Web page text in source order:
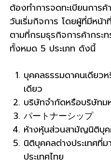
ต้องทำการจดทะเบียนการ
วันเริ่มกิจการ โดยผู้ที่มีหน้
ตามที่กรมธุรกิจการค้ากร
ทั้งหมด 5 ประเภท ดังนี้
บุคคลธรรมดาคนเดียว
เดียว
บริษัทจำกัดหรือบริษัทม
パートナーシップ
ห้างหุ้นส่วนสามัญนิติบุ
นิติบุคคลต่างประเทศที่
ประเทศไทย